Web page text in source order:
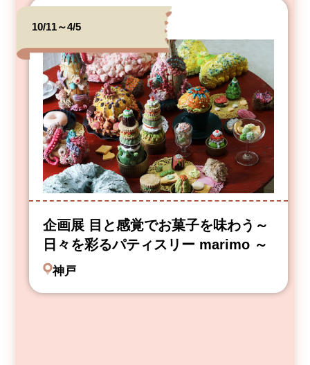
10/11～4/5
企画展 目と感覚でお菓子を味わう～
日々を彩るパティスリー marimo ～
神戸